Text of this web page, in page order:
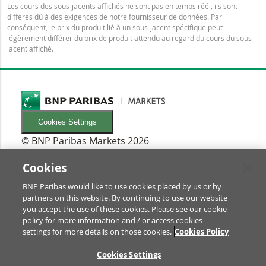
Les cours des sous-jacents affichés ne sont pas en temps réél, ils sont
différés dû à des exigences de notre fournisseur de données. Par
conséquent, le prix du produit lié à un sous-jacent spécifique peut
légèrement différer du prix de produit attendu au regard du cours du sous-
jacent affiché.
Cookies Settings
© BNP Paribas Markets 2026
Newsletters
Glossaire
RECHTLICHES
Conditions d'utilisation/Mentions légales
Prospectus & informations pour les investisseurs
Cookies
BNP Paribas would like to use cookies placed by us or by
partners on this website. By continuing to use our website
you accept the use of these cookies. Please see our cookie
policy for more information and / or access cookies
settings for more details on those cookies. Cookies Policy
Cookies Settings